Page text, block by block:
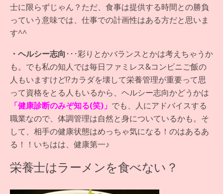
士に限らずじゃん？ただ、食事は提供する時間との勝負
っていう意味では、仕事での計画性はある方だと思いま
す^^
・ヘルシー志向 ･･･彩りとかバランスとかは考えちゃうか
も。でも私の知人では毎日ファミレス&コンビニご飯の
人もいますけど!?カラダを壊して栄養管理が重要って思
って資格をとる人もいるから、ヘルシー志向かどうかは
「健康診断のみぞ知る(笑)」 でも、人にアドバイスする
職業なので、体調管理は自然と身についているかも。そ
して、相手の健康状態はめっちゃ気になる！のはあるあ
る！！いちはは、健康第一♪
栄養士はラーメンを食べない？